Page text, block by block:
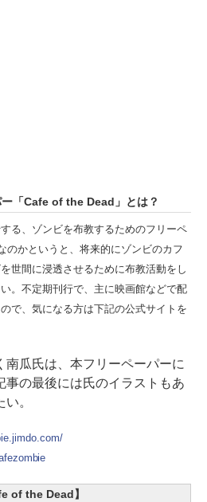
「Cafe of the Dead」とは？
る、ゾンビを布教するためのフリーペ
のかというと、将来的にゾンビのカフ
世間に浸透させるために布教活動をし
。不定期刊行で、主に映画館などで配
で、気になる方は下記の公式サイトを
瓜氏は、本フリーペーパーに
事の最後には氏のイラストもあ
。
of the Dead】